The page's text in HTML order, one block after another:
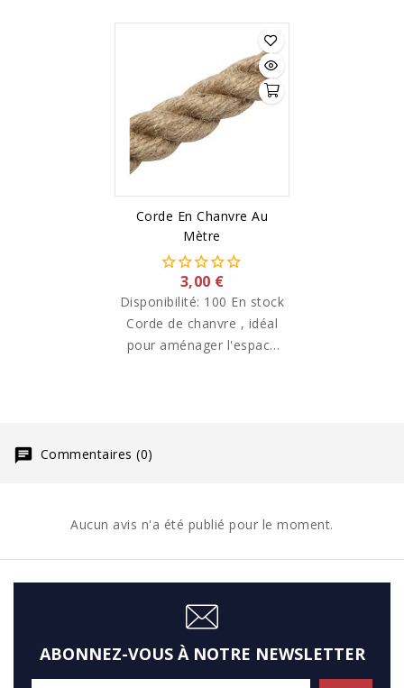
Corde En Chanvre Au
Mètre
3,00 €
Disponibilité: 100 En stock
Corde de chanvre , idéal
pour aménager l'espace
Commentaires (0)
Aucun avis n'a été publié pour le moment.
ABONNEZ-VOUS À NOTRE NEWSLETTER